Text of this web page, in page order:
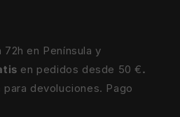
en Península y
en pedidos desde 50 €.
para devoluciones. Pago